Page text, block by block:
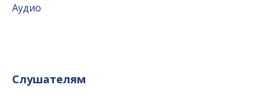
Аудио
Слушателям